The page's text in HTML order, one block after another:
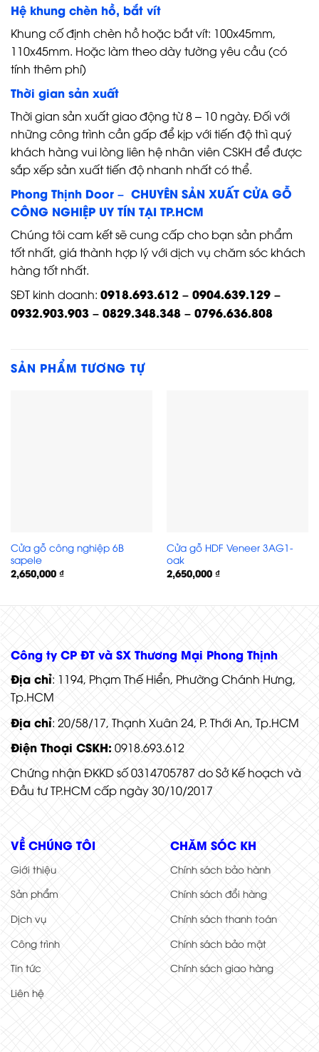
Hệ khung chèn hồ, bắt vít
Khung cố định chèn hồ hoặc bắt vít: 100x45mm,
110x45mm. Hoặc làm theo dày tường yêu cầu (có
tính thêm phí)
Thời gian sản xuất
Thời gian sản xuất giao động từ 8 – 10 ngày. Đối với
những công trình cần gấp để kịp với tiến độ thì quý
khách hàng vui lòng liên hệ nhân viên CSKH để được
sắp xếp sản xuất tiến độ nhanh nhất có thể.
Phong Thịnh Door – CHUYÊN SẢN XUẤT CỬA GỖ
CÔNG NGHIỆP UY TÍN TẠI TP.HCM
Chúng tôi cam kết sẽ cung cấp cho bạn sản phẩm
tốt nhất, giá thành hợp lý với dịch vụ chăm sóc khách
hàng tốt nhất.
SĐT kinh doanh: 0918.693.612 – 0904.639.129 –
0932.903.903 – 0829.348.348 – 0796.636.808
SẢN PHẨM TƯƠNG TỰ
Cửa gỗ công nghiệp 6B
sapele
2,650,000 ₫
Cửa gỗ HDF Veneer 3AG1-
oak
2,650,000 ₫
Công ty CP ĐT và SX Thương Mại Phong Thịnh
Địa chỉ: 1194, Phạm Thế Hiển, Phường Chánh Hưng,
Tp.HCM
Địa chỉ: 20/58/17, Thạnh Xuân 24, P. Thới An, Tp.HCM
Điện Thoại CSKH: 0918.693.612
Chứng nhận ĐKKD số 0314705787 do Sở Kế hoạch và
Đầu tư TP.HCM cấp ngày 30/10/2017
VỀ CHÚNG TÔI
Giới thiệu
Sản phẩm
Dịch vụ
Công trình
Tin tức
Liên hệ
CHĂM SÓC KH
Chính sách bảo hành
Chính sách đổi hàng
Chính sách thanh toán
Chính sách bảo mật
Chính sách giao hàng